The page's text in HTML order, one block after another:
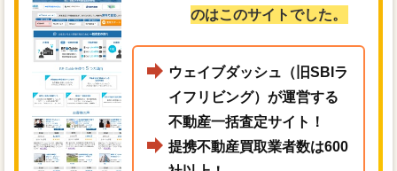
のはこのサイトでした。
ウェイブダッシュ（旧SBIラ
イフリビング）が運営する
不動産一括査定サイト！
提携不動産買取業者数は600